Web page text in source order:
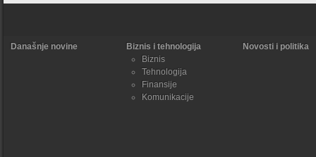
Današnje novine
Biznis i tehnologija
Biznis
Tehnologija
Finansije
Komunikacije
Novosti i politika